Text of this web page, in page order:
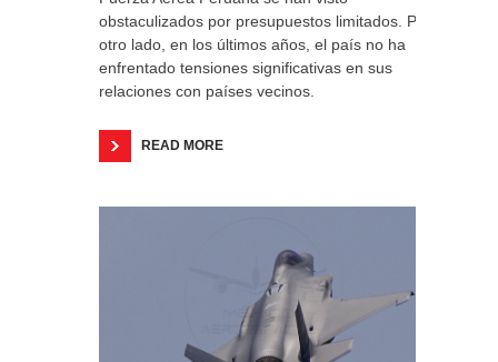
obstaculizados por presupuestos limitados. Por
otro lado, en los últimos años, el país no ha
enfrentado tensiones significativas en sus
relaciones con países vecinos.
READ MORE